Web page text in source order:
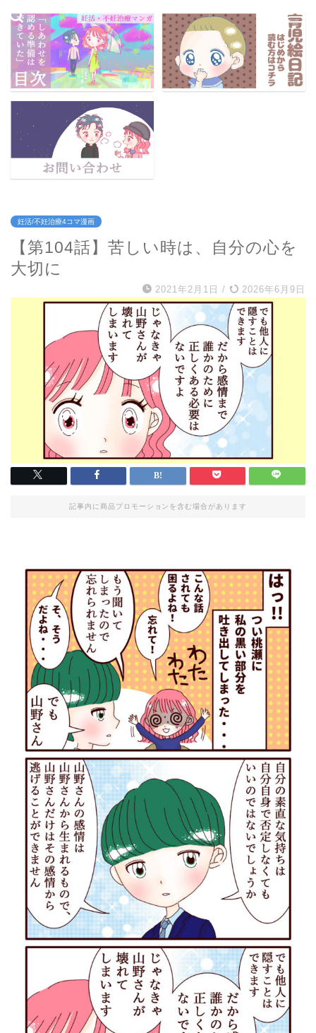
妊活/不妊治療4コマ漫画
【第104話】苦しい時は、自分の心を
大切に
2021年2月1日 / 2026年6月9日
記事内に商品プロモーションを含む場合があります